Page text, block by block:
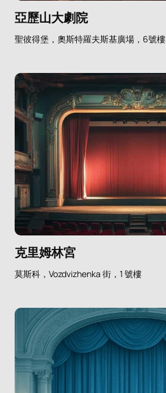
亞歷山大劇院
聖彼得堡，奧斯特羅夫斯基廣場，6號樓
克里姆林宮
莫斯科，Vozdvizhenka 街，1 號樓